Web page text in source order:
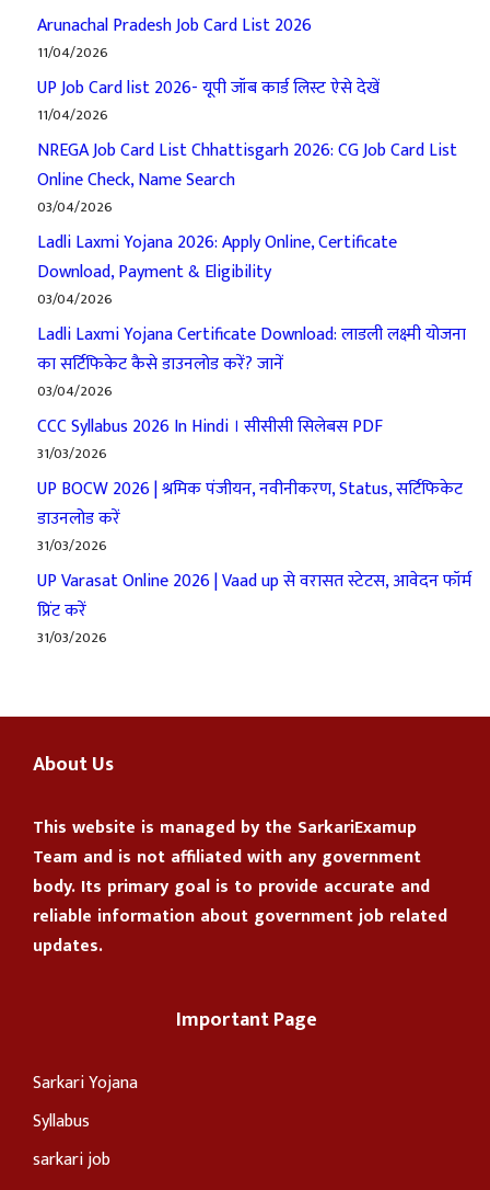
Arunachal Pradesh Job Card List 2026
11/04/2026
UP Job Card list 2026- यूपी जॉब कार्ड लिस्ट ऐसे देखें
11/04/2026
NREGA Job Card List Chhattisgarh 2026: CG Job Card List
Online Check, Name Search
03/04/2026
Ladli Laxmi Yojana 2026: Apply Online, Certificate
Download, Payment & Eligibility
03/04/2026
Ladli Laxmi Yojana Certificate Download: लाडली लक्ष्मी योजना
का सर्टिफिकेट कैसे डाउनलोड करें? जानें
03/04/2026
CCC Syllabus 2026 In Hindi । सीसीसी सिलेबस PDF
31/03/2026
UP BOCW 2026 | श्रमिक पंजीयन, नवीनीकरण, Status, सर्टिफिकेट
डाउनलोड करें
31/03/2026
UP Varasat Online 2026 | Vaad up से वरासत स्टेटस, आवेदन फॉर्म
प्रिंट करें
31/03/2026
About Us
This website is managed by the SarkariExamup
Team and is not affiliated with any government
body. Its primary goal is to provide accurate and
reliable information about government job related
updates.
Important Page
Sarkari Yojana
Syllabus
sarkari job